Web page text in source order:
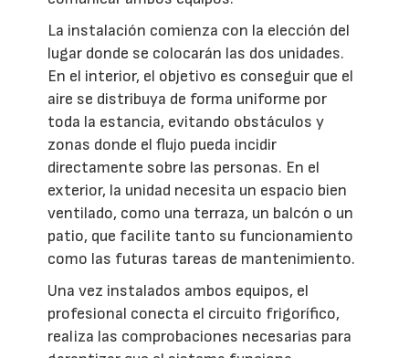
La instalación comienza con la elección del
lugar donde se colocarán las dos unidades.
En el interior, el objetivo es conseguir que el
aire se distribuya de forma uniforme por
toda la estancia, evitando obstáculos y
zonas donde el flujo pueda incidir
directamente sobre las personas. En el
exterior, la unidad necesita un espacio bien
ventilado, como una terraza, un balcón o un
patio, que facilite tanto su funcionamiento
como las futuras tareas de mantenimiento.
Una vez instalados ambos equipos, el
profesional conecta el circuito frigorífico,
realiza las comprobaciones necesarias para